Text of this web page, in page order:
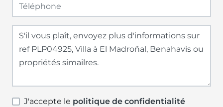
J'accepte le politique de confidentialité